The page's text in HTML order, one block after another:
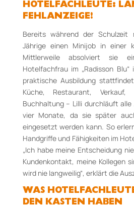
HOTELFACHLEUTE:
FEHLANZEIGE!
Bereits während der Schulzeit
Jährige einen Minijob in einer
Mittlerweile absolviert sie
Hotelfachfrau im „Radisson
praktische Ausbildung
Küche, Restaurant, Verkauf,
Buchhaltung – Lilli durchläuft
vier Monate, da sie später
eingesetzt werden kann. So
Handgriffe und Fähigkeiten im
„Ich habe meine Entscheidung
Kundenkontakt, meine Kollegen
wird nie langweilig“, erklärt die
WAS
DEN KASTEN HABEN